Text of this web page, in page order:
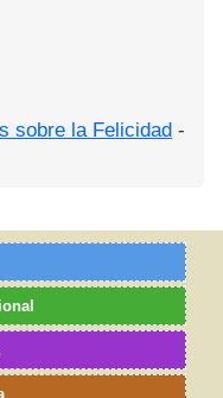
sobre la Felicidad -